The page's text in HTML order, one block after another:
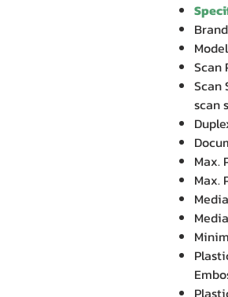
scan
Max.
Max.